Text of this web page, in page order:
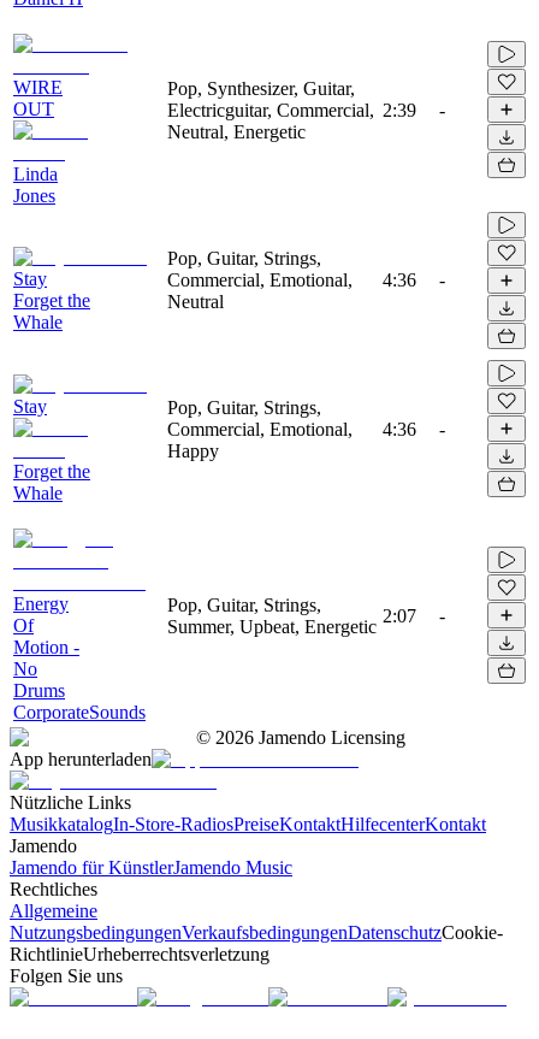
WIRE
OUT
Linda
Jones
Pop, Synthesizer, Guitar,
Electricguitar, Commercial,
Neutral, Energetic
2:39 -
Stay
Forget the
Whale
Pop, Guitar, Strings,
Commercial, Emotional,
Neutral
4:36 -
Stay
Forget the
Whale
Pop, Guitar, Strings,
Commercial, Emotional,
Happy
4:36 -
Energy
Of
Motion -
No
Drums
CorporateSounds
Pop, Guitar, Strings,
Summer, Upbeat, Energetic
2:07 -
© 2026 Jamendo Licensing
App herunterladen
Nützliche Links
MusikkatalogIn-Store-RadiosPreiseKontaktHilfecenterKontakt
Jamendo
Jamendo für KünstlerJamendo Music
Rechtliches
Allgemeine
NutzungsbedingungenVerkaufsbedingungenDatenschutzCookie-
RichtlinieUrheberrechtsverletzung
Folgen Sie uns